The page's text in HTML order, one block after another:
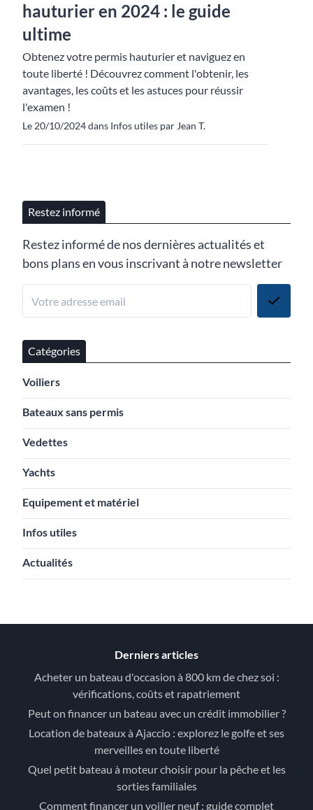
hauturier en 2024 : le guide
ultime
Obtenez votre permis hauturier et naviguez en
toute liberté ! Découvrez comment l'obtenir, les
avantages, les coûts et les astuces pour réussir
l'examen !
Le 20/10/2024 dans Infos utiles par Jean T.
Restez informé
Restez informé de nos dernières actualités et
bons plans en vous inscrivant à notre newsletter
Catégories
Voiliers
Bateaux sans permis
Vedettes
Yachts
Equipement et matériel
Infos utiles
Actualités
Derniers articles
Acheter un bateau d'occasion à 800 km de chez soi :
vérifications, coûts et rapatriement
Peut on financer un bateau avec un crédit immobilier ?
Location de bateaux à Ajaccio : explorez le golfe et ses
merveilles en toute liberté
Quel petit bateau à moteur choisir pour la pêche et les
sorties familiales
Comment financer un voilier neuf : guide complet